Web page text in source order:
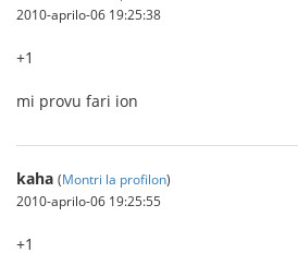
2010-aprilo-06 19:25:38
+1
mi provu fari ion
kaha (Montri la profilon)
2010-aprilo-06 19:25:55
+1